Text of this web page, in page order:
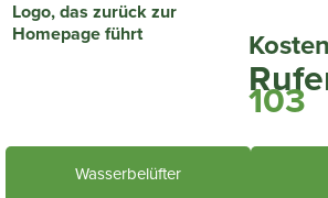
103
Wasserbelüfter